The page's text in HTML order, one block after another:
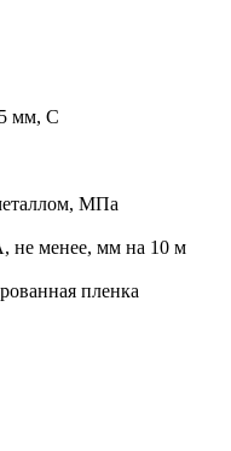
мм, С
МПа
не менее, мм на 10 м
пленка